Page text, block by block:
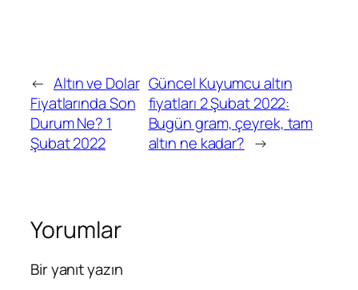
← Altın ve Dolar
Fiyatlarında Son
Durum Ne? 1
Şubat 2022
Güncel Kuyumcu altın
fiyatları 2 Şubat 2022:
Bugün gram, çeyrek, tam
altın ne kadar? →
Yorumlar
Bir yanıt yazın